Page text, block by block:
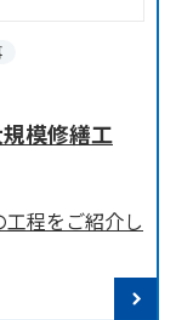
模修繕工
程をご紹介し